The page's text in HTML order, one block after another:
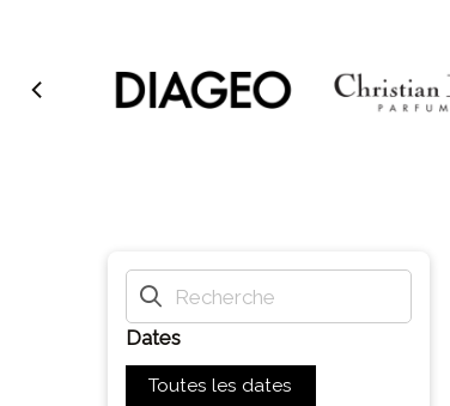
Dates
Toutes les dates